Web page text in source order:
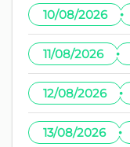
10/08/2026 ·
11/08/2026 ·
12/08/2026 ·
13/08/2026 ·